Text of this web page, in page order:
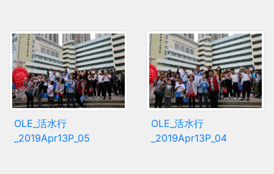
OLE_活水行
_2019Apr13P_05
OLE_活水行
_2019Apr13P_04